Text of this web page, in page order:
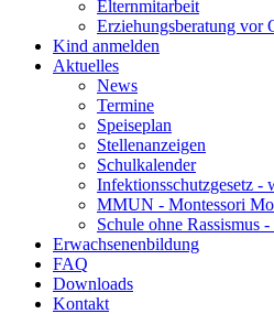
Elternmitarbeit
Erziehungsberatung vor
Kind anmelden
Aktuelles
News
Termine
Speiseplan
Stellenanzeigen
Schulkalender
Infektionsschutzgesetz -
MMUN - Montessori
Schule ohne Rassismus
Erwachsenenbildung
FAQ
Downloads
Kontakt